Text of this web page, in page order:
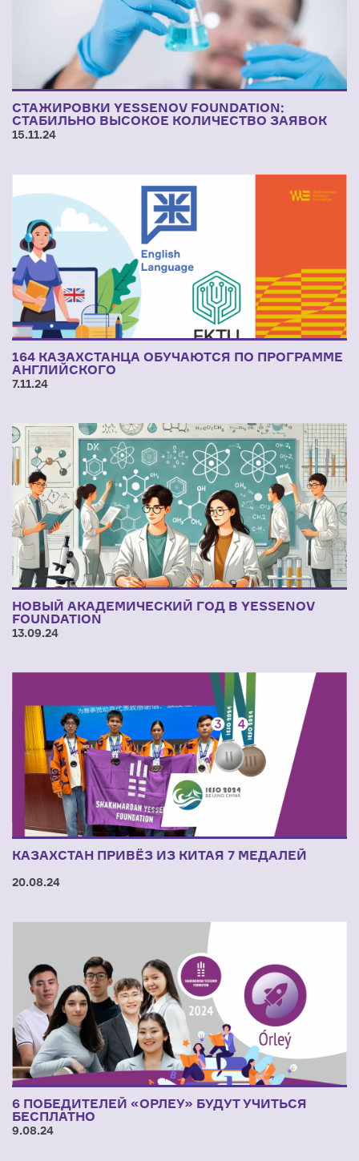
СТАЖИРОВКИ YESSENOV FOUNDATION:
СТАБИЛЬНО ВЫСОКОЕ КОЛИЧЕСТВО ЗАЯВОК
15.11.24
164 КАЗАХСТАНЦА ОБУЧАЮТСЯ ПО ПРОГРАММЕ
АНГЛИЙСКОГО
7.11.24
НОВЫЙ АКАДЕМИЧЕСКИЙ ГОД В YESSENOV
FOUNDATION
13.09.24
КАЗАХСТАН ПРИВЁЗ ИЗ КИТАЯ 7 МЕДАЛЕЙ
20.08.24
6 ПОБЕДИТЕЛЕЙ «ОРЛЕУ» БУДУТ УЧИТЬСЯ
БЕСПЛАТНО
9.08.24